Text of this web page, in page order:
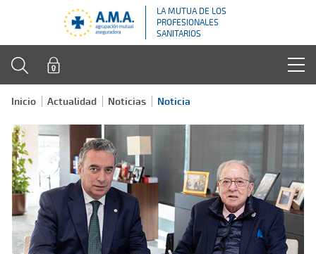
LA MUTUA DE LOS
PROFESIONALES
SANITARIOS
Inicio Actualidad Noticias Noticia